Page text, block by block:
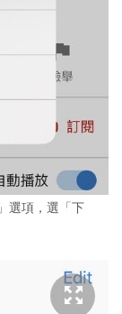
選項，選「下